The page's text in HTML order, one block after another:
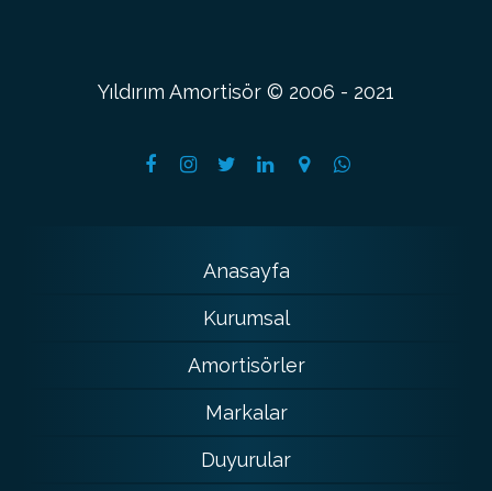
Yıldırım Amortisör © 2006 - 2021
Anasayfa
Kurumsal
Amortisörler
Markalar
Duyurular